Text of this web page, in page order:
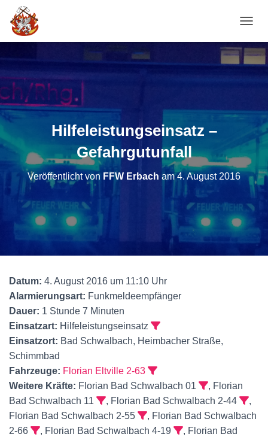
Hilfeleistungseinsatz –
Gefahrgutunfall
Veröffentlicht von FFW Erbach am4. August 2016
Datum: 4. August 2016 um 11:10 Uhr
Alarmierungsart: Funkmeldeempfänger
Dauer: 1 Stunde 7 Minuten
Einsatzart: Hilfeleistungseinsatz
Einsatzort: Bad Schwalbach, Heimbacher Straße,
Schimmbad
Fahrzeuge: Florian Eltville 2-63
Weitere Kräfte: Florian Bad Schwalbach 01
, Florian
Bad Schwalbach 11
, Florian Bad Schwalbach 2-44
,
Florian Bad Schwalbach 2-55
, Florian Bad Schwalbach
2-66
, Florian Bad Schwalbach 4-19
, Florian Bad